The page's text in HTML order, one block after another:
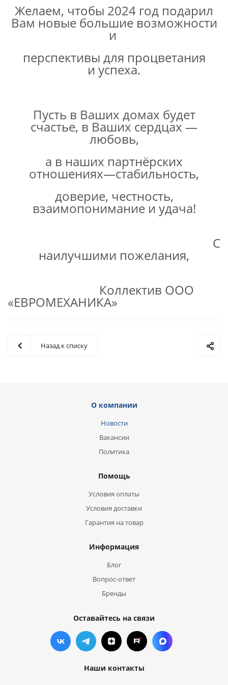
Желаем, чтобы 2024 год подарил
Вам новые большие возможности
и
перспективы для процветания
и успеха.
Пусть в Ваших домах будет
счастье, в Ваших сердцах —
любовь,
а в наших партнёрских
отношениях—стабильность,
доверие, честность,
взаимопонимание и удача!
С
наилучшими пожелания,
Коллектив ООО
«ЕВРОМЕХАНИКА»
Назад к списку
О компании
Новости
Вакансии
Политика
Помощь
Условия оплаты
Условия доставки
Гарантия на товар
Информация
Блог
Вопрос-ответ
Бренды
Оставайтесь на связи
Наши контакты